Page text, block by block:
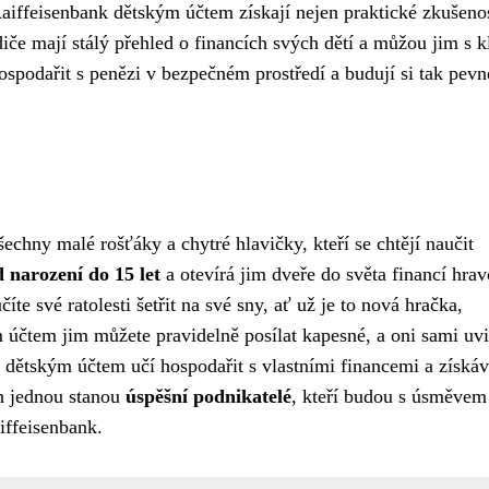
dětským účtem získají nejen praktické
mají stálý přehled o financích svých dětí a můžou jim s
s penězi v bezpečném prostředí a budují si tak
malé rošťáky a chytré hlavičky, kteří se chtějí naučit
narození do 15 let a otevírá jim dveře do světa financí
své ratolesti šetřit na své sny, ať už je to nová hračka,
jim můžete pravidelně posílat kapesné, a oni sami
účtem učí hospodařit s vlastními financemi a
jednou stanou úspěšní podnikatelé, kteří budou s úsměvem